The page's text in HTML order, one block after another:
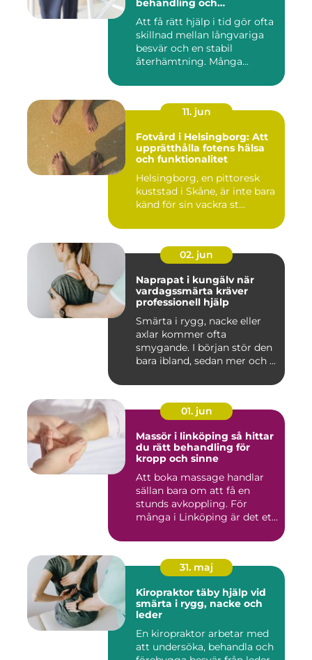
behandling och
Att få rätt hjälp i tid gör ofta
skillnad mellan långvariga
besvär och en stabil
återhämtning. Många...
11. jun
Fotvård i Helsingborg: Att
upprätthålla fotens hälsa
och funktionalitet
Helsingborg, en pittoresk
kuststad i Skåne, är inte bara
känd för sin vackra st...
02. jun
Naprapat i kungälv när
vardagssmärta kräver
professionell hjälp
Smärta i rygg, nacke eller
axlar kommer ofta
smygande. I början stör den
bara ibland, sedan mer och ...
01. jun
Massör i linköping så hittar
du rätt behandling för
kropp och sinne
Att boka massage handlar
sällan bara om att få en
stunds avkoppling. För
många i Linköping är det et...
31. maj
Kiropraktor täby hjälp vid
smärta i rygg, nacke och
leder
En kiropraktor arbetar med
att undersöka, behandla och